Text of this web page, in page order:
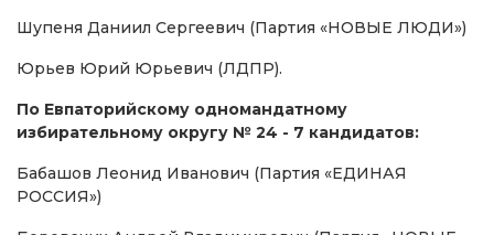
Шупеня Даниил Сергеевич (Партия «НОВЫЕ ЛЮДИ»)
Юрьев Юрий Юрьевич (ЛДПР).
По Евпаторийскому одномандатному
избирательному округу № 24 - 7 кандидатов:
Бабашов Леонид Иванович (Партия «ЕДИНАЯ
РОССИЯ»)